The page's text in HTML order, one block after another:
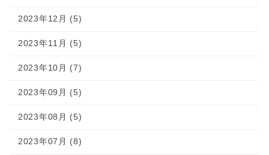
2023年12月 (5)
2023年11月 (5)
2023年10月 (7)
2023年09月 (5)
2023年08月 (5)
2023年07月 (8)